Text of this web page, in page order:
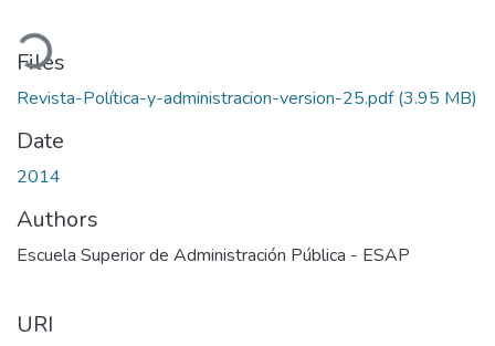
Files
Revista-Política-y-administracion-version-25.pdf(3.95 MB)
Date
2014
Authors
Escuela Superior de Administración Pública - ESAP
URI